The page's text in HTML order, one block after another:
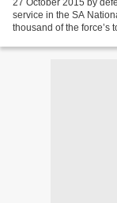
service in the SA
thousand of the force’s